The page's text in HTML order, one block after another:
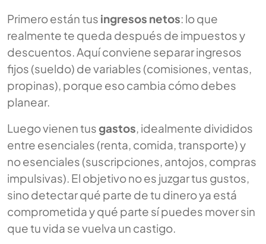
Primero están tus ingresos netos: lo que
realmente te queda después de impuestos y
descuentos. Aquí conviene separar ingresos
fijos (sueldo) de variables (comisiones, ventas,
propinas), porque eso cambia cómo debes
planear.
Luego vienen tusgastos , idealmente divididos
entre esenciales (renta, comida, transporte) y
no esenciales (suscripciones, antojos, compras
impulsivas). El objetivo no es juzgar tus gustos,
sino detectar qué parte de tu dinero ya está
comprometida y qué parte sí puedes mover sin
que tu vida se vuelva un castigo.